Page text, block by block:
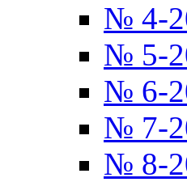
№ 4-
№ 5-
№ 6-
№ 7-
№ 8-